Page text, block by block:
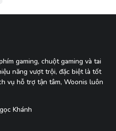
gaming, chuột gaming và tai
năng vượt trội, đặc biệt là tốt
vụ hỗ trợ tận tâm, Woonis luôn
Khánh